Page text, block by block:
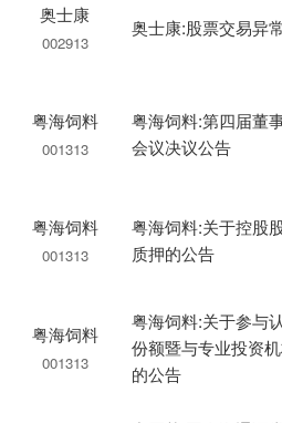
奥士康
002913
奥士康:股票交易异
粤海饲料
001313
粤海饲料:第四届董
会议决议公告
粤海饲料
001313
粤海饲料:关于控股
质押的公告
粤海饲料
001313
粤海饲料:关于参与
份额暨与专业投资
的公告